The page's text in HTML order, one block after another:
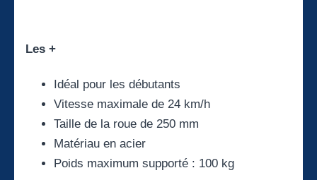
Les +
Idéal pour les débutants
Vitesse maximale de 24 km/h
Taille de la roue de 250 mm
Matériau en acier
Poids maximum supporté : 100 kg